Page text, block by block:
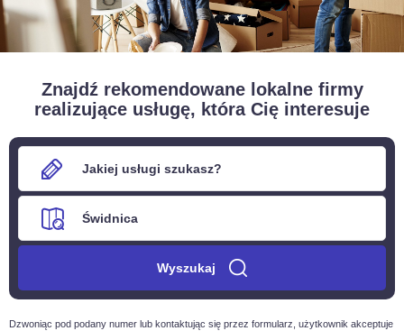
Znajdź rekomendowane lokalne firmy
realizujące usługę, która Cię interesuje
Wyszukaj
Dzwoniąc pod podany numer lub kontaktując się przez formularz, użytkownik akceptuje